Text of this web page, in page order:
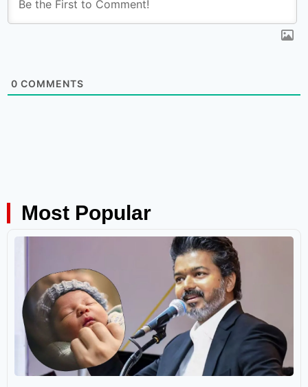
0 COMMENTS
Most Popular